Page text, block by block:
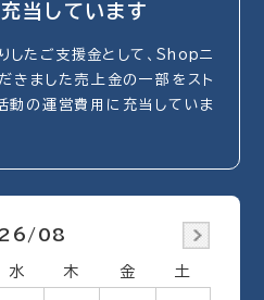
当しています
したご支援金として、Shopニ
きました売上金の一部をスト
動の運営費用に充当していま
08
水 木 金 土